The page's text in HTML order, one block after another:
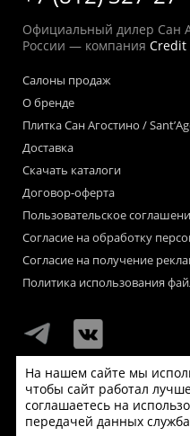
Официальный дилер Сан
России — компания Credit
Салоны продаж
О бренде
Плитка Сан Агостино /
Доставка
Скачать каталоги
Договор-оферта
Пользовательское
Согласие на обработку
Согласие на получение
Политика использования
Мы используем файлы
Если Вас это не устраивает,
На нашем сайте мы
чтобы сайт работал
соглашаетесь на
передачей данных